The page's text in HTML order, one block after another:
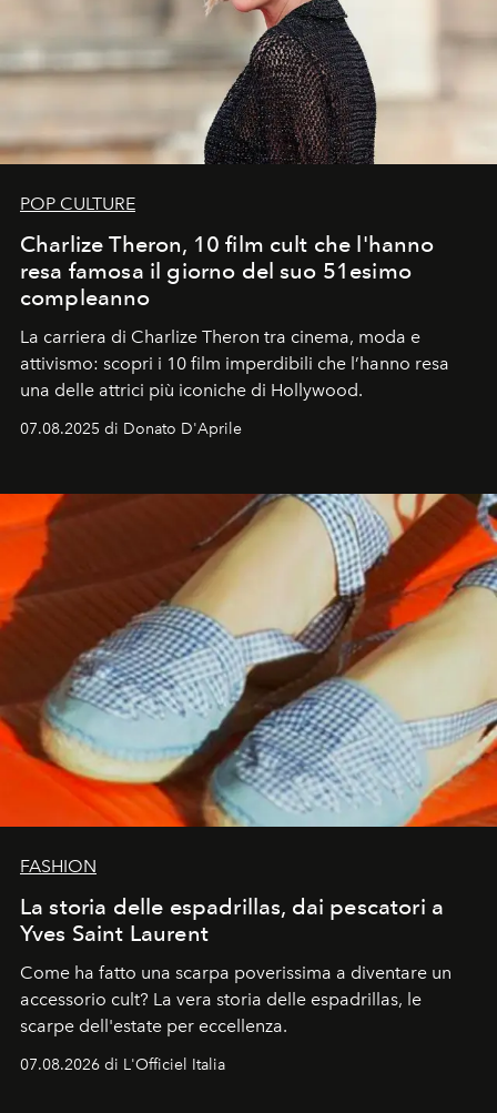
POP CULTURE
Charlize Theron, 10 film cult che l'hanno
resa famosa il giorno del suo 51esimo
compleanno
La carriera di Charlize Theron tra cinema, moda e
attivismo: scopri i 10 film imperdibili che l’hanno resa
una delle attrici più iconiche di Hollywood.
07.08.2025 di Donato D'Aprile
FASHION
La storia delle espadrillas, dai pescatori a
Yves Saint Laurent
Come ha fatto una scarpa poverissima a diventare un
accessorio cult? La vera storia delle espadrillas, le
scarpe dell'estate per eccellenza.
07.08.2026 di L'Officiel Italia